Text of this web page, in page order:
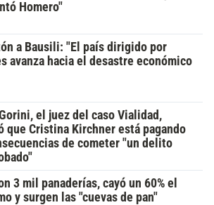
Homero"
a Bausili: "El país dirigido por
avanza hacia el desastre económico
el juez del caso Vialidad,
que Cristina Kirchner está pagando
de cometer "un delito
3 mil panaderías, cayó un 60% el
y surgen las "cuevas de pan"